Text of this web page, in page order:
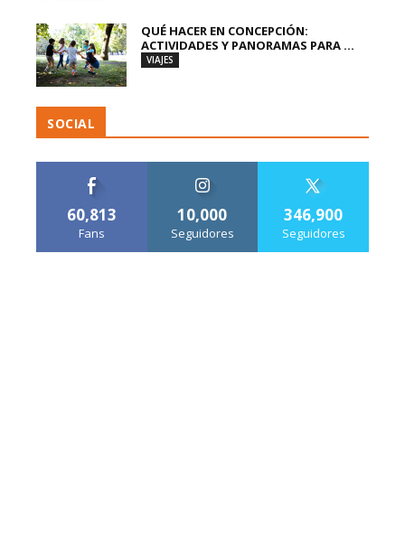
QUÉ HACER EN CONCEPCIÓN:
ACTIVIDADES Y PANORAMAS PARA ...
VIAJES
SOCIAL
60,813
Fans
10,000
Seguidores
346,900
Seguidores